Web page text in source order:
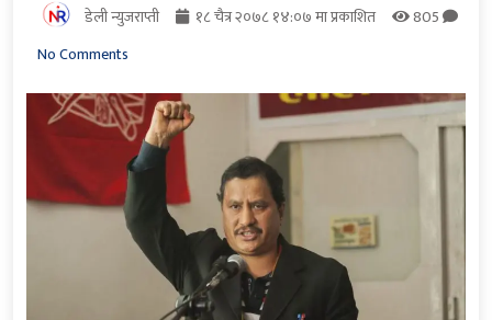
डेली न्युजराप्ती १८ चैत्र २०७८ १४:०७ मा प्रकाशित
805
No Comments